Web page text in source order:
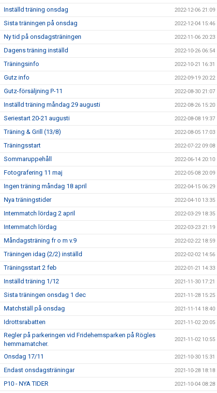
Inställd träning onsdag 2022-12-06 21:09
Sista träningen på onsdag 2022-12-04 15:46
Ny tid på onsdagsträningen 2022-11-06 20:23
Dagens träning inställd 2022-10-26 06:54
Träningsinfo 2022-10-21 16:31
Gutz info 2022-09-19 20:22
Gutz-försäljning P-11 2022-08-30 21:07
Inställd träning måndag 29 augusti 2022-08-26 15:20
Seriestart 20-21 augusti 2022-08-08 19:37
Träning & Grill (13/8) 2022-08-05 17:03
Träningsstart 2022-07-22 09:08
Sommaruppehåll 2022-06-14 20:10
Fotografering 11 maj 2022-05-08 20:09
Ingen träning måndag 18 april 2022-04-15 06:29
Nya träningstider 2022-04-10 13:35
Internmatch lördag 2 april 2022-03-29 18:35
Internmatch lördag 2022-03-23 21:19
Måndagsträning fr o m v.9 2022-02-22 18:59
Träningen idag (2/2) inställd 2022-02-02 14:56
Träningsstart 2 feb 2022-01-21 14:33
Inställd träning 1/12 2021-11-30 17:21
Sista träningen onsdag 1 dec 2021-11-28 15:25
Matchställ på onsdag 2021-11-14 18:40
Idrottsrabatten 2021-11-02 20:05
Regler på parkeringen vid Fridehemsparken på Rögles
hemmamatcher.
2021-11-02 10:55
Onsdag 17/11 2021-10-30 15:31
Endast onsdagsträningar 2021-10-28 18:18
P10 - NYA TIDER 2021-10-04 08:28